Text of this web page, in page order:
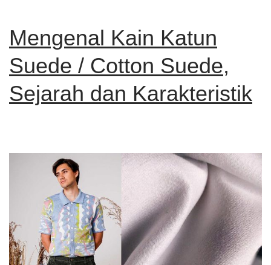
Mengenal Kain Katun
Suede / Cotton Suede,
Sejarah dan Karakteristik